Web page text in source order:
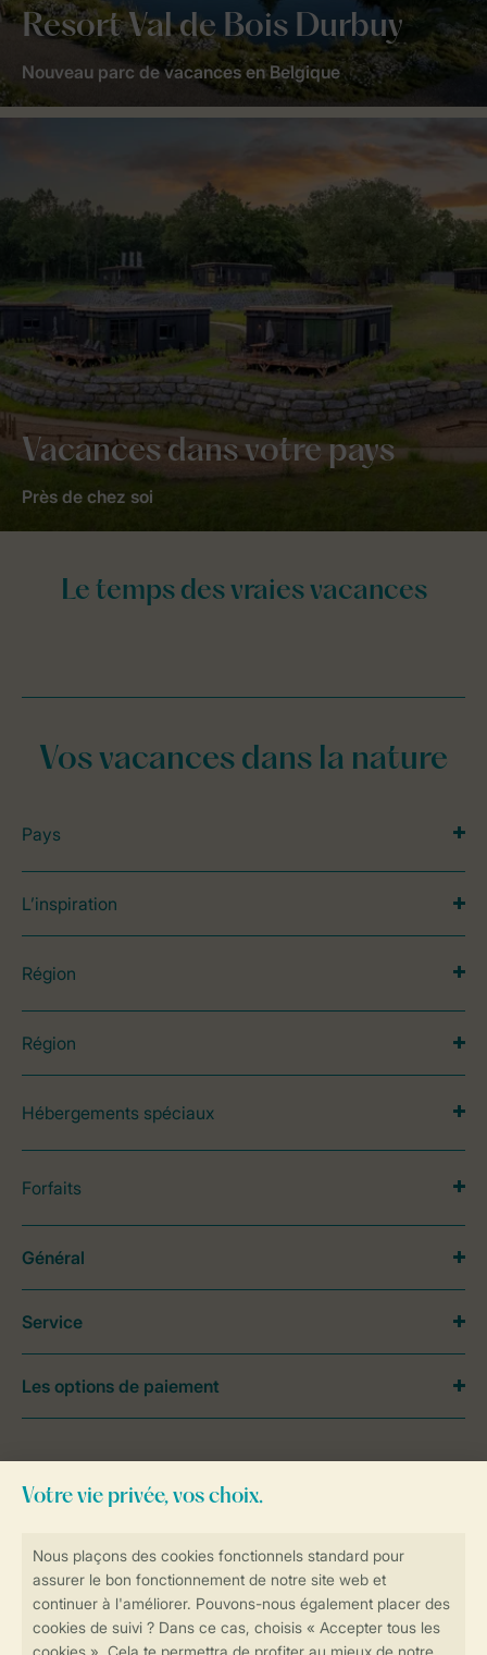
Resort Val de Bois Durbuy
Nouveau parc de vacances en Belgique
Vacances dans votre pays
Près de chez soi
Vos vacances dans la nature
Pays
L’inspiration
Région
Région
Hébergements spéciaux
Forfaits
contactez notreContact Center.
Général
Service
Les options de paiement